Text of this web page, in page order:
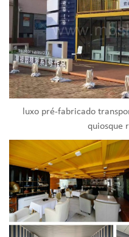
luxo pré-fabricado
quiosque